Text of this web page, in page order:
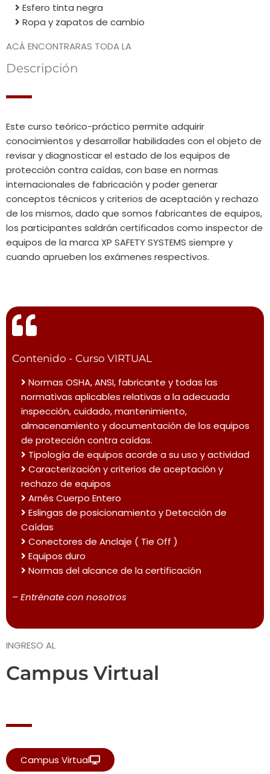
Esfero tinta negra
Ropa y zapatos de cambio
ACÁ ENCONTRARAS TODA LA
Descripción
Este curso teórico-práctico permite adquirir
conocimientos y desarrollar habilidades con el objeto de
revisar y diagnosticar el estado de los equipos de
protección contra caídas, con base en normas
internacionales de fabricación y poder generar
conceptos técnicos y criterios de aceptación y rechazo
de los mismos, dado que somos fabricantes de equipos,
los participantes saldrán certificados como inspector de
equipos de la marca XP SAFETY SYSTEMS siempre y
cuando aprueben los exámenes respectivos.
Contenido - Curso VIRTUAL
Normas OSHA, ANSI, fabricante y todas las
normativas aplicables relativas a la adecuada
inspección, cuidado, mantenimiento,
almacenamiento y documentación de los equipos
de protección contra caídas.
Tipología de equipos acorde a su uso y actividad
Caracterización y criterios de aceptación y
rechazo de equipos
Arnés Cuerpo Entero
Eslingas de posicionamiento y Detección de
Caídas
Conectores de Anclaje ( Tie Off )
Equipos duro
Normas del alcance de la certificación
– Entrénate con nosotros
INGRESO AL
Campus Virtual
Campus Virtual